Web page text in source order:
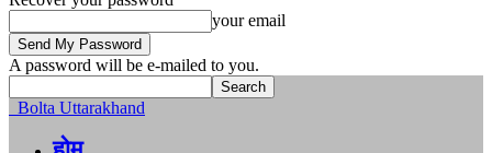
your email
A password will be e-mailed to you.
Bolta Uttarakhand